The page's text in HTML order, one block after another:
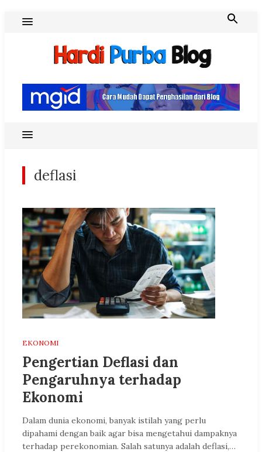
deflasi
EKONOMI
Pengertian Deflasi dan
Pengaruhnya terhadap
Ekonomi
Dalam dunia ekonomi, banyak istilah yang perlu
dipahami dengan baik agar bisa mengetahui dampaknya
terhadap perekonomian. Salah satunya adalah deflasi,…